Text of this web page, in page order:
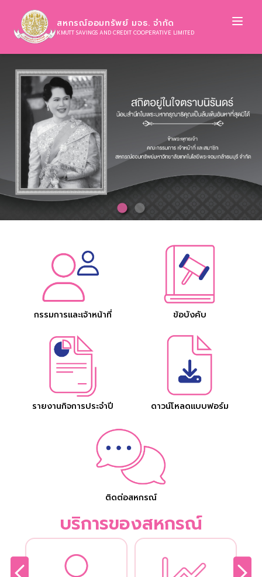
สหกรณ์ออมทรัพย์ มจธ. จำกัด
KMUTT SAVINGS AND CREDIT COOPERATIVE LIMITED
กรรมการและเจ้าหน้าที่ ข้อบังคับ
รายงานกิจการประจำปี ดาวน์โหลดแบบฟอร์ม
ติดต่อสหกรณ์
บริการของสหกรณ์